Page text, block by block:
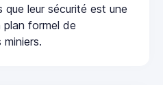
leur sécurité est une
plan formel de